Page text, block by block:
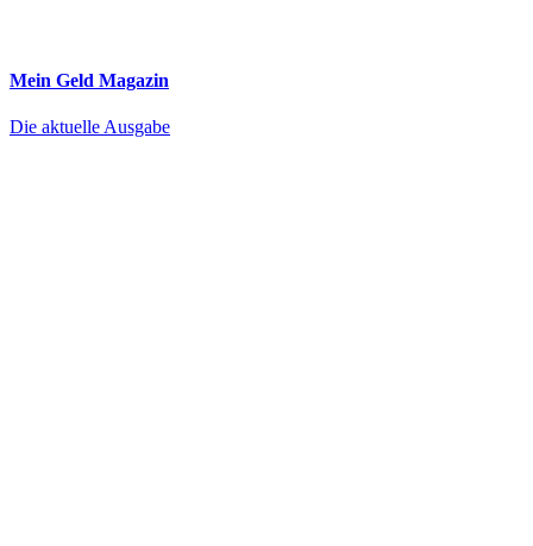
Mein Geld Magazin
Die aktuelle Ausgabe